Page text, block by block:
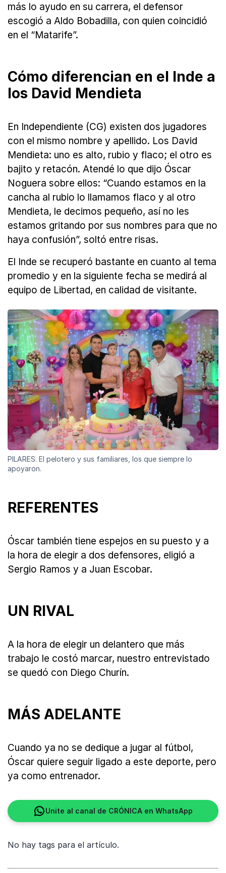
más lo ayudo en su carrera, el defensor
escogió a Aldo Bobadilla, con quien coincidió
en el “Matarife”.
Cómo diferencian en el Inde a
los David Mendieta
En Independiente (CG) existen dos jugadores
con el mismo nombre y apellido. Los David
Mendieta: uno es alto, rubio y flaco; el otro es
bajito y retacón. Atendé lo que dijo Óscar
Noguera sobre ellos: “Cuando estamos en la
cancha al rubio lo llamamos flaco y al otro
Mendieta, le decimos pequeño, así no les
estamos gritando por sus nombres para que no
haya confusión”, soltó entre risas.
El Inde se recuperó bastante en cuanto al tema
promedio y en la siguiente fecha se medirá al
equipo de Libertad, en calidad de visitante.
PILARES. El pelotero y sus familiares, los que siempre lo
apoyaron.
REFERENTES
Óscar también tiene espejos en su puesto y a
la hora de elegir a dos defensores, eligió a
Sergio Ramos y a Juan Escobar.
UN RIVAL
A la hora de elegir un delantero que más
trabajo le costó marcar, nuestro entrevistado
se quedó con Diego Churín.
MÁS ADELANTE
Cuando ya no se dedique a jugar al fútbol,
Óscar quiere seguir ligado a este deporte, pero
ya como entrenador.
Unite al canal de CRÓNICA en WhatsApp
No hay tags para el artículo.